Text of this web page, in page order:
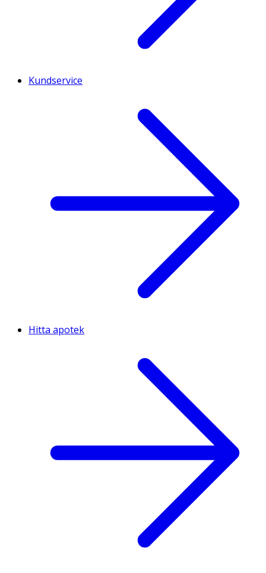
Kundservice
Hitta apotek